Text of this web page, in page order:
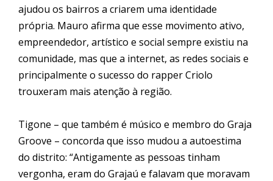
ajudou os bairros a criarem uma identidade
própria. Mauro afirma que esse movimento ativo,
empreendedor, artístico e social sempre existiu na
comunidade, mas que a internet, as redes sociais e
principalmente o sucesso do rapper Criolo
trouxeram mais atenção à região.
Tigone – que também é músico e membro do Graja
Groove – concorda que isso mudou a autoestima
do distrito: “Antigamente as pessoas tinham
vergonha, eram do Grajaú e falavam que moravam